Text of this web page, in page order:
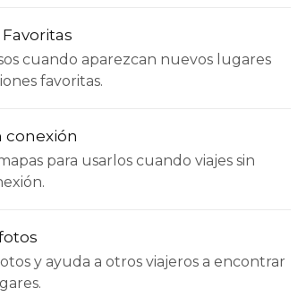
cuando aparezcan nuevos lugares
favoritas.
conexión
para usarlos cuando viajes sin
y ayuda a otros viajeros a encontrar